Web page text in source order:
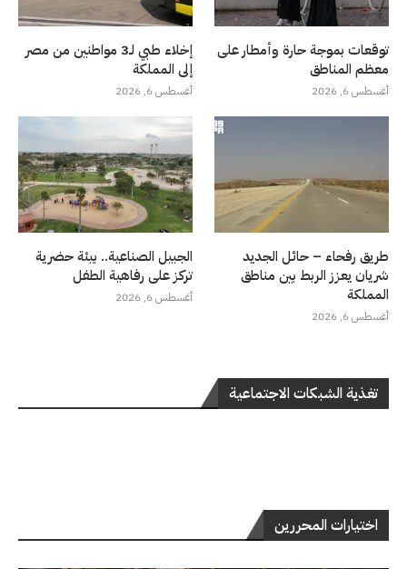
توقعات بموجة حارة وأمطار على
معظم المناطق
أغسطس 6, 2026
إخلاء طبي لـ3 مواطنين من مصر
إلى المملكة
أغسطس 6, 2026
طريق رفحاء – حائل الجديد
شريان يعزز الربط بين مناطق
المملكة
أغسطس 6, 2026
الجبيل الصناعية.. بيئة حضرية
تركز على رفاهية الطفل
أغسطس 6, 2026
تغذية الشبكات الاجتماعية
اختيارات المحررين